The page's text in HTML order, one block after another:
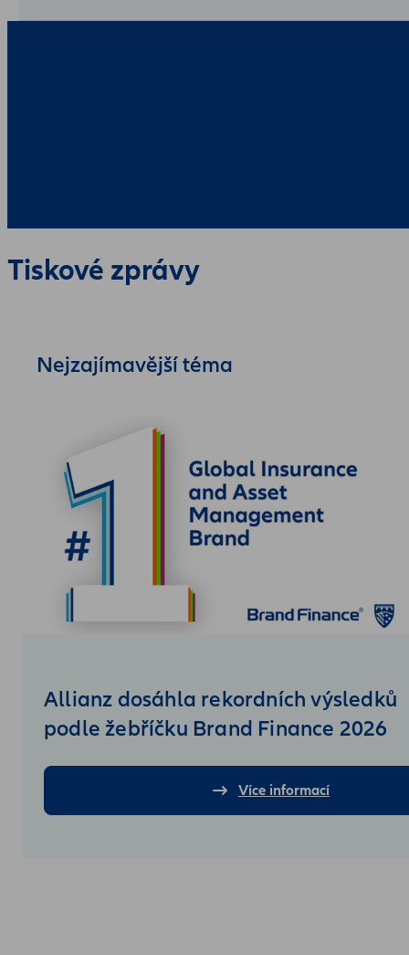
Tiskové zprávy
Nejzajímavější téma
Allianz dosáhla rekordních výsledků
podle žebříčku Brand Finance 2026
Více informací